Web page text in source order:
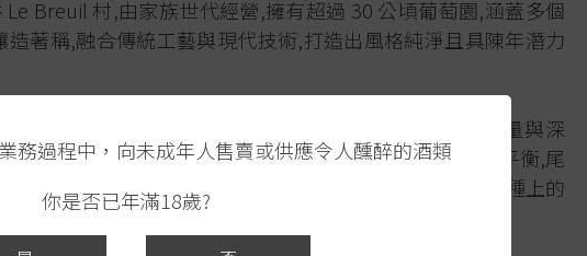
務過程中，向未成年人售賣或供應令人醺醉的酒類
你是否已年滿18歲?
Breuil 村,由家族世代經營,擁有超過 30 公頃葡萄園,涵蓋多個
著稱,融合傳統工藝與現代技術,打造出風格純淨且具陳年潛力
和 20% Pinot Noir 混釀,展現紅葡萄品種在香檳中的力量與深
、檸檬、葡萄柚香氣帶有與輕微烘焙氣息,結構紮實,酸度平衡,尾
,也保留香檳的優雅骨幹。這款酒展現了酒莊在紅葡萄品種上的
性,是對香檳多樣性的深刻詮釋。